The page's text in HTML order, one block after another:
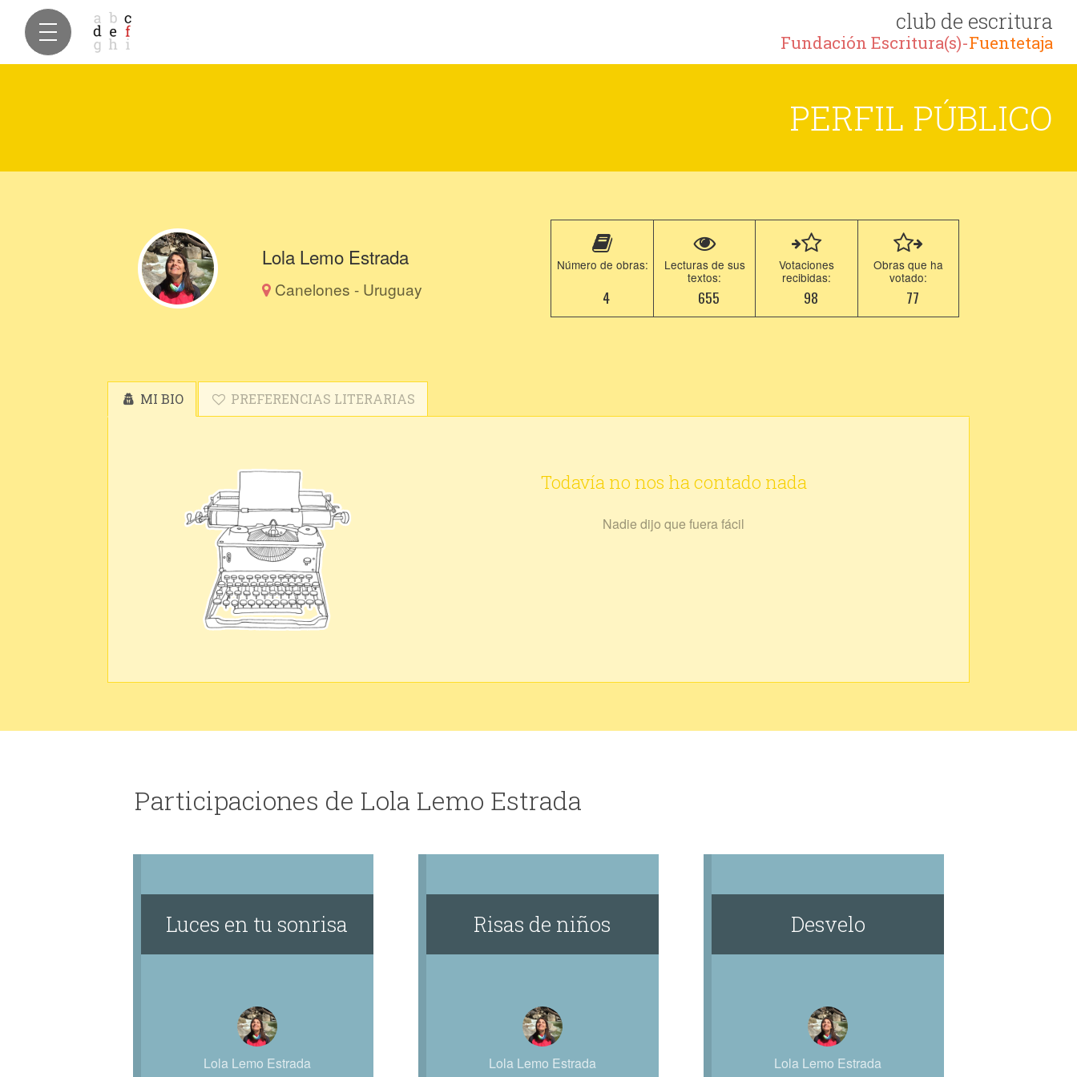
club de escritura
Fundación Escritura(s)-Fuentetaja
PERFIL PÚBLICO
Lola Lemo Estrada
Canelones - Uruguay
Número de obras:
4
Lecturas de sus
textos:
655
Votaciones
recibidas:
98
Obras que ha
votado:
77
MI BIO PREFERENCIAS LITERARIAS
Todavía no nos ha contado nada
Nadie dijo que fuera fácil
Participaciones de Lola Lemo Estrada
Luces en tu sonrisa
Lola Lemo Estrada
Risas de niños
Lola Lemo Estrada
Desvelo
Lola Lemo Estrada